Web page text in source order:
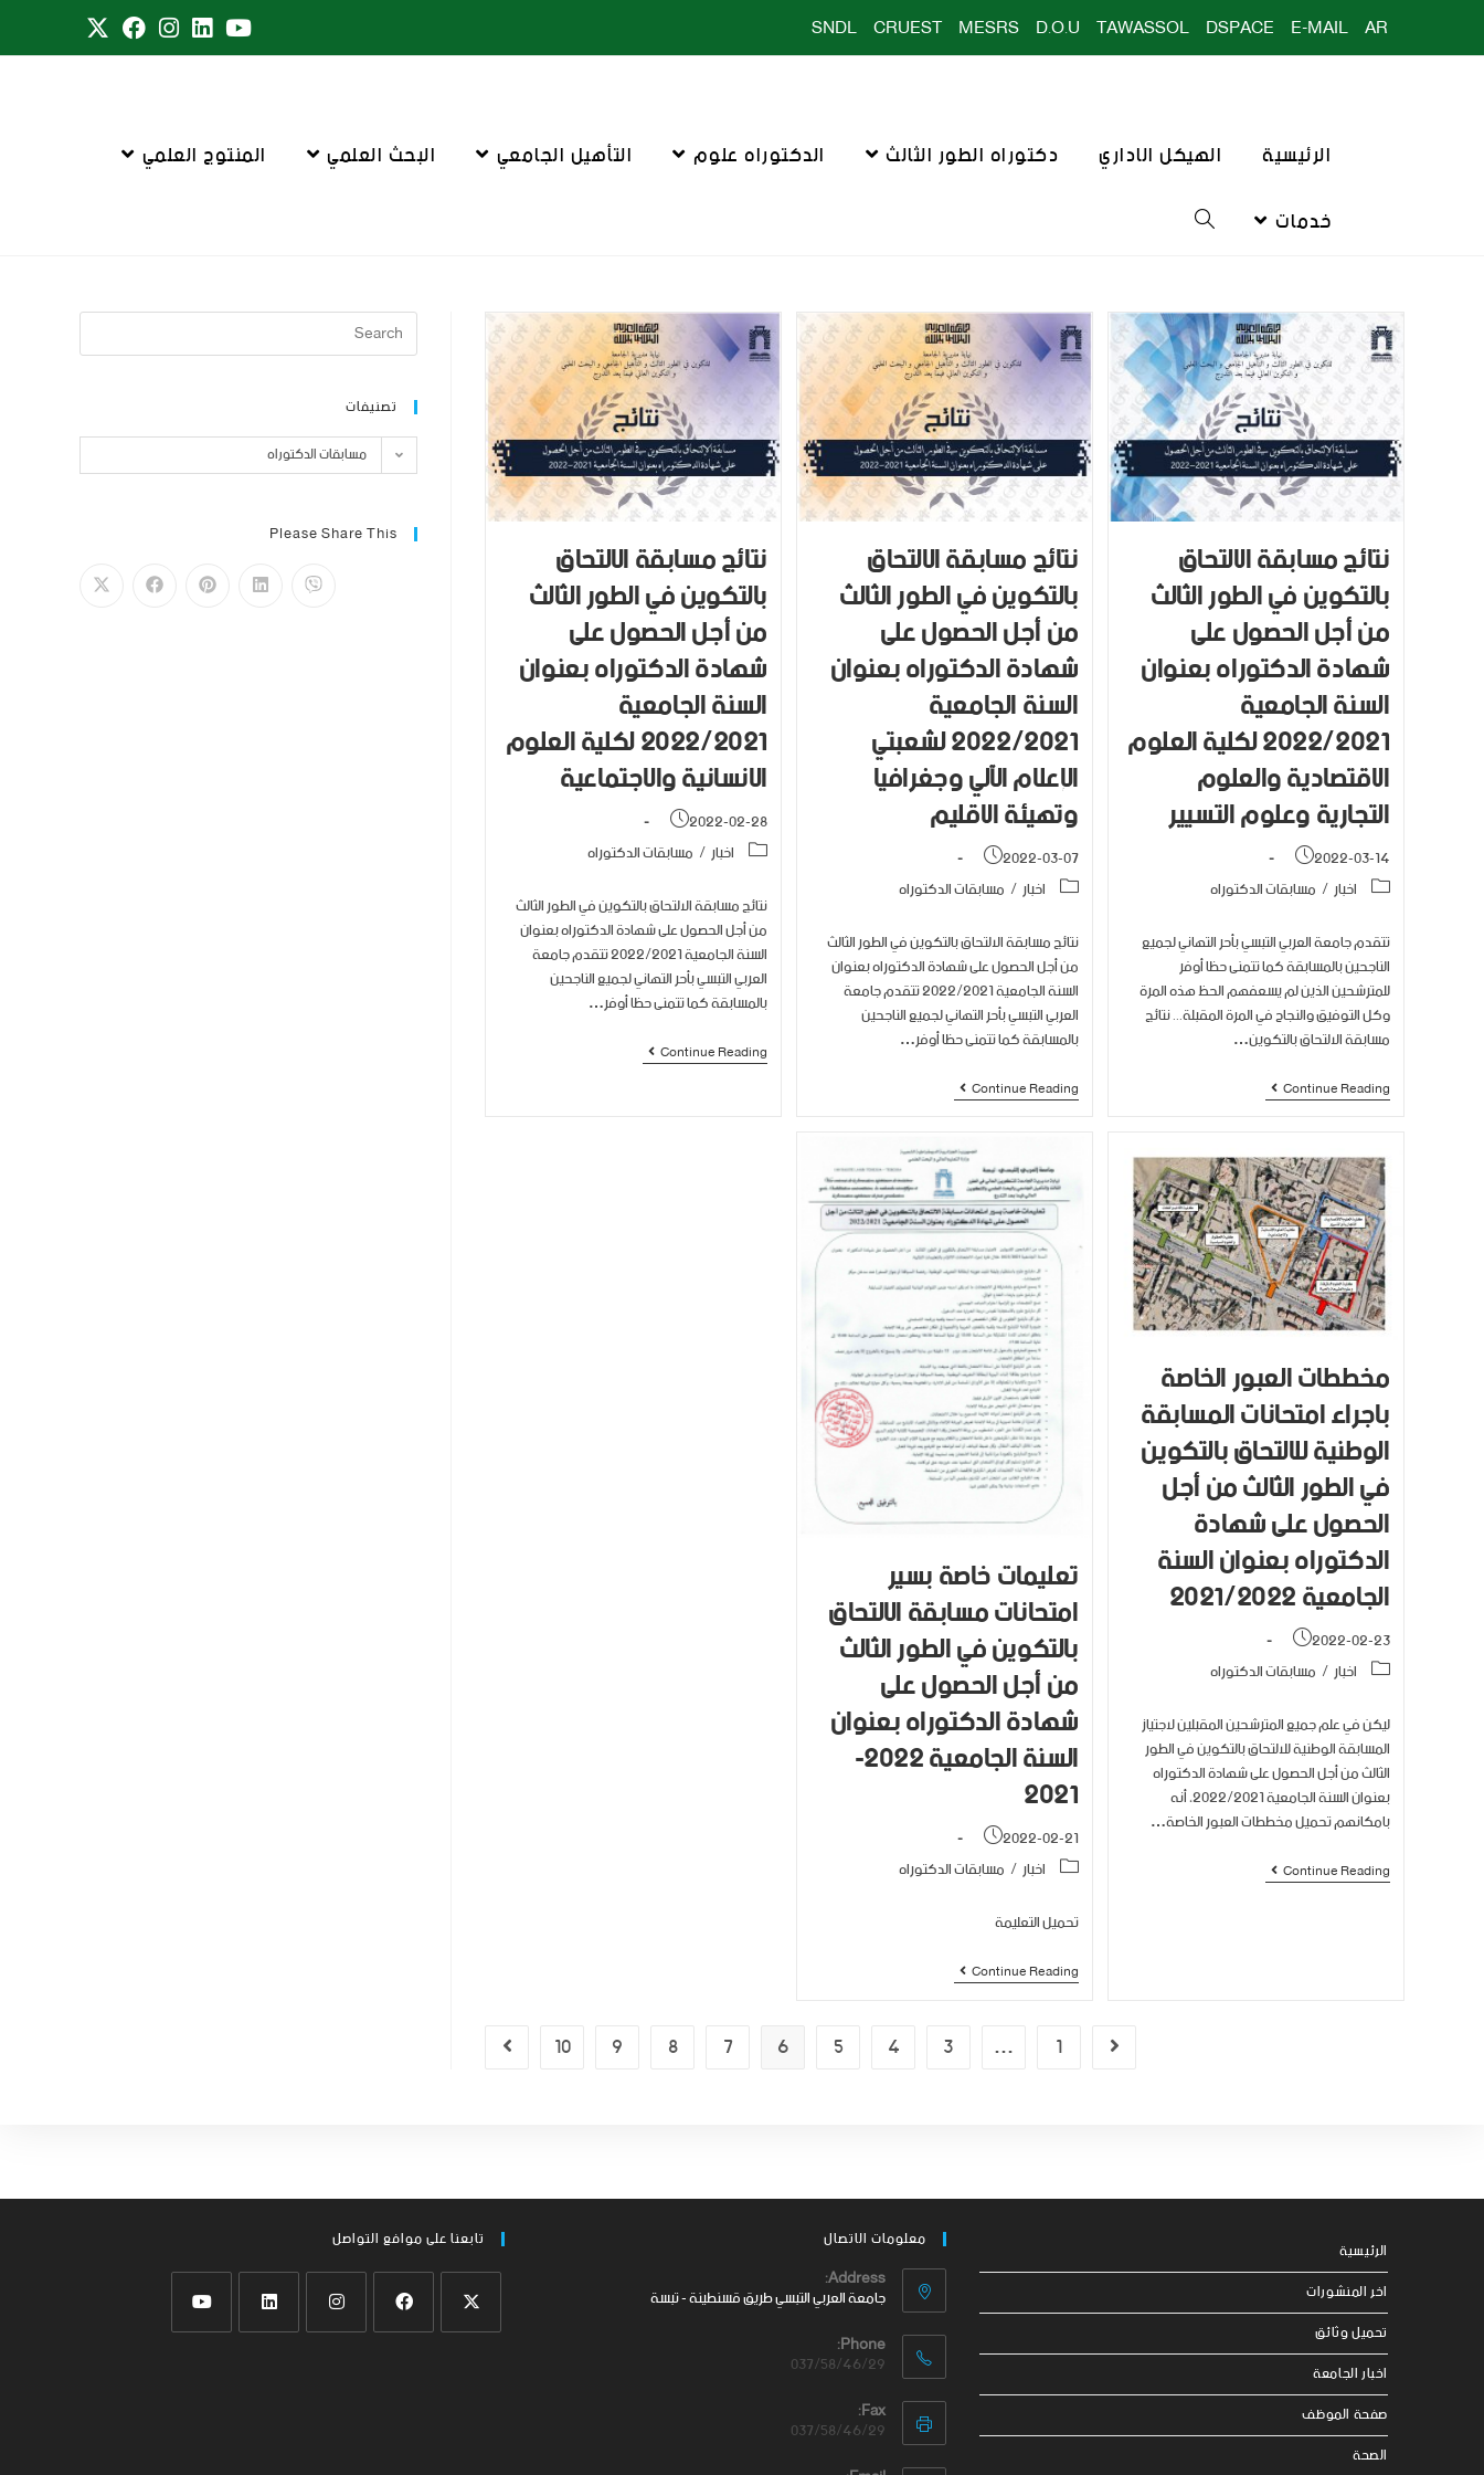
AR
E-MAIL
DSPACE
TAWASSOL
D.O.U
MESRS
CRUEST
SNDL
الرئيسية الهيكل الاداري دكتوراه الطور الثالث الدكتوراه علوم التأهيل الجامعي البحث العلمي
المنتوج العلمي
خدمات
نتائج مسابقة الالتحاق
بالتكوين في الطور الثالث
من أجل الحصول على
شهادة الدكتوراه بعنوان
السنة الجامعية
2022/2021 لكلية العلوم
الاقتصادية والعلوم
التجارية وعلوم التسيير
2022-03-14
اخبار/ مسابقات الدكتوراه
تتقدم جامعة العربي التبسي بأحر التهاني لجميع
الناجحين بالمسابقة كما تتمنى حظا أوفر
للمترشحين الذين لم يسعفهم الحظ هذه المرة
وكل التوفيق والنجاح في المرة المقبلة... نتائج
مسابقة الالتحاق بالتكوين…
Continue Reading
نتائج مسابقة الالتحاق
بالتكوين في الطور الثالث
من أجل الحصول على
شهادة الدكتوراه بعنوان
السنة الجامعية
2022/2021 لشعبتي
الإعلام الآلي وجغرافيا
وتهيئة الاقليم
2022-03-07
اخبار/ مسابقات الدكتوراه
نتائج مسابقة الالتحاق بالتكوين في الطور الثالث
من أجل الحصول على شهادة الدكتوراه بعنوان
السنة الجامعية 2022/2021 تتقدم جامعة
العربي التبسي بأحر التهاني لجميع الناجحين
بالمسابقة كما تتمنى حظا أوفر…
Continue Reading
نتائج مسابقة الالتحاق
بالتكوين في الطور الثالث
من أجل الحصول على
شهادة الدكتوراه بعنوان
السنة الجامعية
2022/2021 لكلية العلوم
الانسانية والاجتماعية
2022-02-28
اخبار/ مسابقات الدكتوراه
نتائج مسابقة الالتحاق بالتكوين في الطور الثالث
من أجل الحصول على شهادة الدكتوراه بعنوان
السنة الجامعية 2022/2021 تتقدم جامعة
العربي التبسي بأحر التهاني لجميع الناجحين
بالمسابقة كما تتمنى حظا أوفر…
Continue Reading
مخططات العبور الخاصة
باجراء امتحانات المسابقة
الوطنية للالتحاق بالتكوين
في الطور الثالث من أجل
الحصول على شهادة
الدكتوراه بعنوان السنة
الجامعية 2021/2022
2022-02-23
اخبار/ مسابقات الدكتوراه
ليكن في علم جميع المترشحين المقبلين لاجتياز
المسابقة الوطنية للالتحاق بالتكوين في الطور
الثالث من أجل الحصول على شهادة الدكتوراه
بعنوان السنة الجامعية 2022/2021، أنه
بامكانهم تحميل مخططات العبور الخاصة…
Continue Reading
تعليمات خاصة بسير
امتحانات مسابقة الالتحاق
بالتكوين في الطور الثالث
من أجل الحصول على
شهادة الدكتوراه بعنوان
السنة الجامعية 2022-
2021
2022-02-21
اخبار/ مسابقات الدكتوراه
تحميل التعليمة
Continue Reading
1
…
3
4
5
6
7
8
9
10
تصنيفات
مسابقات الدكتوراه
Please Share This
الرئيسية
اخر المنشورات
تحميل وثائق
اخبار الجامعة
صفحة الموظف
الصحة
معلومات الاتصال
Address:
جامعة العربي التبسي طريق قسنطينة - تبسة
Phone:
037/58/46/29
Fax:
037/58/46/29
تابعنا على موافع التواصل